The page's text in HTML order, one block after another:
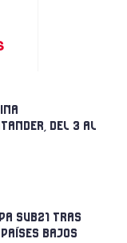
DEL 3 AL
SUB21 TRAS
BAJOS